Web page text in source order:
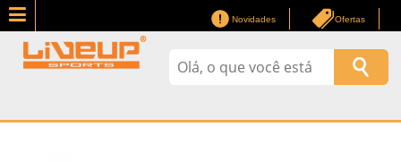
Novidades Ofertas